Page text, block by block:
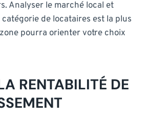
Analyser le marché local et
de locataires est la plus
pourra orienter votre choix
RENTABILITÉ DE